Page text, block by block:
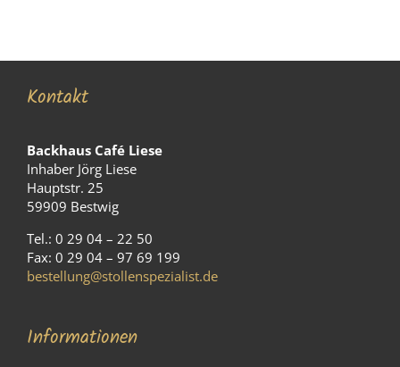
Kontakt
Backhaus Café Liese
Inhaber Jörg Liese
Hauptstr. 25
59909 Bestwig
Tel.: 0 29 04 – 22 50
Fax: 0 29 04 – 97 69 199
bestellung@stollenspezialist.de
Informationen